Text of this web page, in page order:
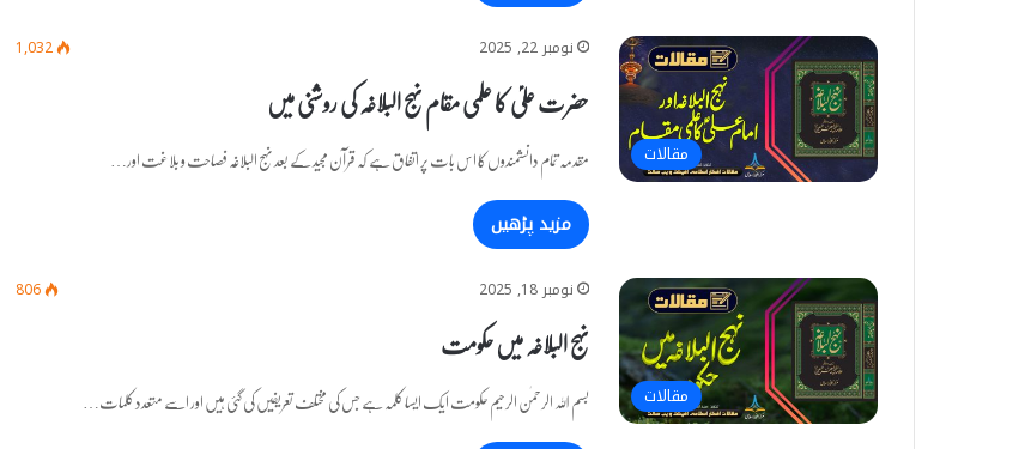
مقالات
نومبر 22, 2025 1,032
حضرت علیؑ کا علمی مقام نہج البلاغہ کی روشنی میں
مقدمہ تمام دانشمندوں کا اس بات پر اتفاق ہے کہ قرآن مجید کے بعد نہج البلاغہ فصاحت و بلاغت اور…
مزید پڑھیں
مقالات
نومبر 18, 2025 806
نہج البلاغہ میں حکومت
بسم اللہ الرحمٰن الرحیم حکومت ایک ایسا کلمہ ہے جس کی مختلف تعریفیں کی گئی ہیں اور اسے متعدد کلمات…